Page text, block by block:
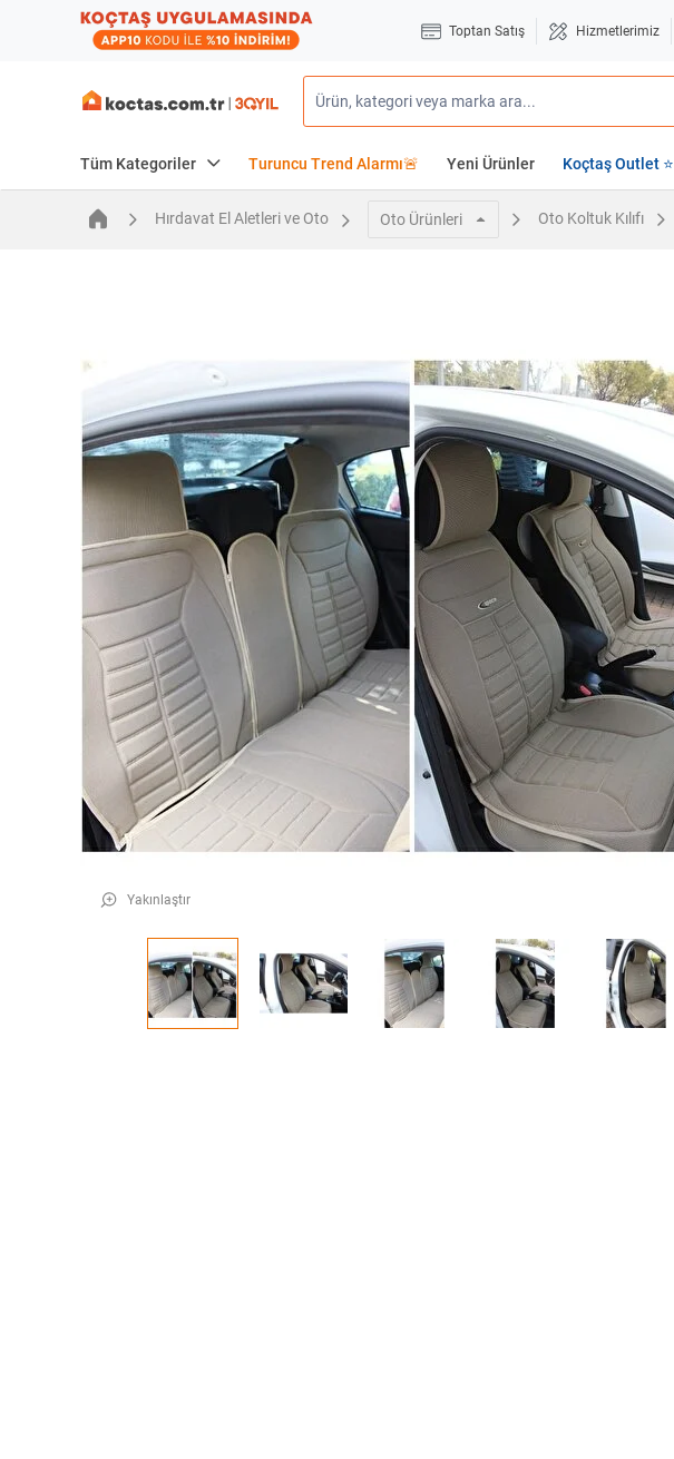
Toptan Satış Hizmetlerimiz
Tüm Kategoriler Turuncu Trend Alarmı🚨 Yeni Ürünler Koçtaş Outlet ⭐
Hırdavat El Aletleri ve Oto Oto Ürünleri Oto Koltuk Kılıfı
Yakınlaştır